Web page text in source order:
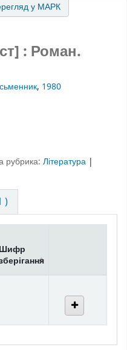
у МАРК
: Роман.
, 1980
рубрика: Література |
)
Шифр